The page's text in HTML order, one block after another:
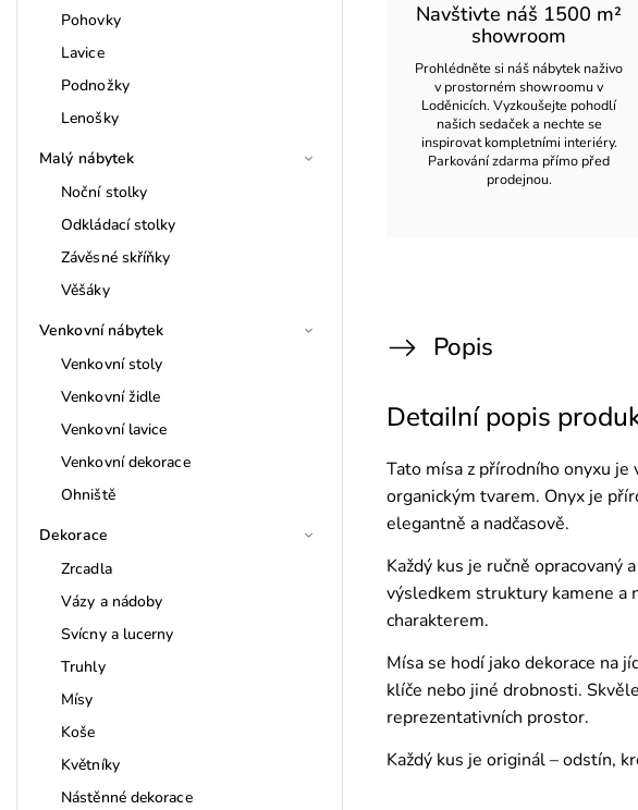
Pohovky
Lavice
Podnožky
Lenošky
Malý nábytek
Noční stolky
Odkládací stolky
Závěsné skříňky
Věšáky
Venkovní nábytek
Venkovní stoly
Venkovní židle
Venkovní lavice
Venkovní dekorace
Ohniště
Dekorace
Zrcadla
Vázy a nádoby
Svícny a lucerny
Truhly
Mísy
Koše
Květníky
Nástěnné dekorace
Navštivte náš 1500 m²
showroom
Prohlédněte si náš nábytek naživo
v prostorném showroomu v
Loděnicích. Vyzkoušejte pohodlí
našich sedaček a nechte se
inspirovat kompletními interiéry.
Parkování zdarma přímo před
prodejnou.
Popis
Detailní popis
Tato mísa z přírodního onyxu
organickým tvarem. Onyx je
elegantně a nadčasově.
Každý kus je ručně
výsledkem struktury kamene a
charakterem.
Mísa se hodí jako dekorace na
klíče nebo jiné drobnosti.
reprezentativních prostor.
Každý kus je originál – odstín,